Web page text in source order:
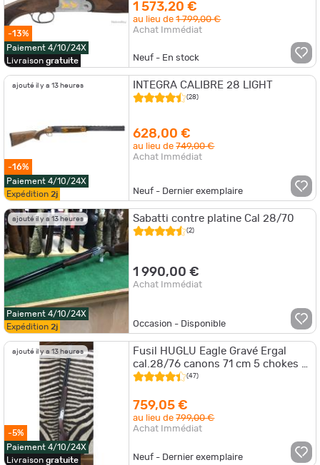
-13%
Paiement 4/10/24X
Livraison gratuite
1 573,20 €
au lieu de1 799,00 €
Achat Immédiat
Neuf - En stock
ajouté il y a 13 heures
-16%
Paiement 4/10/24X
Expédition 2j
INTEGRA CALIBRE 28 LIGHT
(28)
628,00 €
au lieu de749,00 €
Achat Immédiat
Neuf - Dernier exemplaire
ajouté il y a 13 heures
Paiement 4/10/24X
Expédition 2j
Sabatti contre platine Cal 28/70
(2)
1 990,00 €
Achat Immédiat
Occasion - Disponible
ajouté il y a 13 heures
-5%
Paiement 4/10/24X
Livraison gratuite
Fusil HUGLU Eagle Gravé Ergal
cal.28/76 canons 71 cm 5 chokes -
mallette
(47)
759,05 €
au lieu de799,00 €
Achat Immédiat
Neuf - Dernier exemplaire